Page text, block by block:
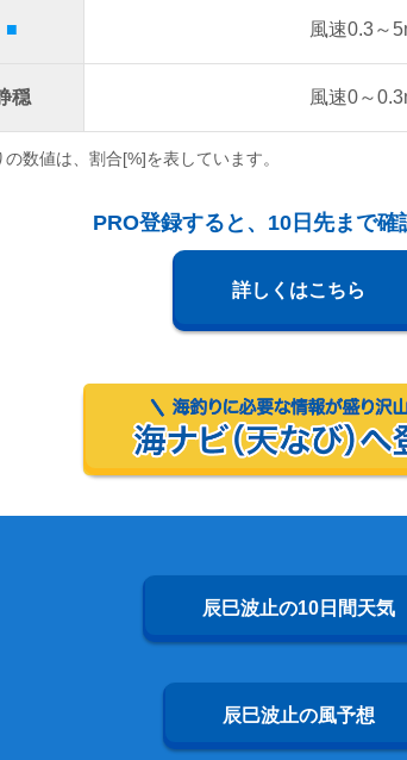
■ 風速0.3～
穏 風速0～
数値は、割合[%]を表しています。
PRO登録すると、10日先まで確
詳しくはこちら
辰巳波止の10日間天気
辰巳波止の風予想